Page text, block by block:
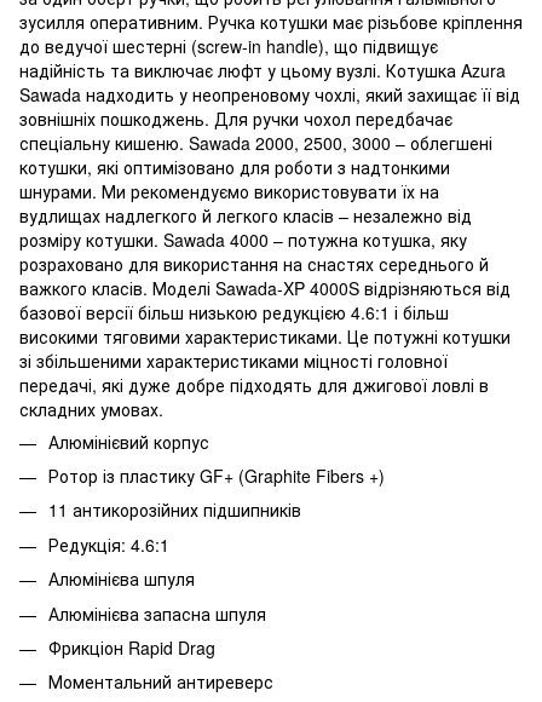
зусилля оперативним. Ручка котушки має різьбове кріплення
до ведучої шестерні (screw-in handle), що підвищує
надійність та виключає люфт у цьому вузлі. Котушка Azura
Sawada надходить у неопреновому чохлі, який захищає її від
зовнішніх пошкоджень. Для ручки чохол передбачає
спеціальну кишеню. Sawada 2000, 2500, 3000 – облегшені
котушки, які оптимізовано для роботи з надтонкими
шнурами. Ми рекомендуємо використовувати їх на
вудлищах надлегкого й легкого класів – незалежно від
розміру котушки. Sawada 4000 – потужна котушка, яку
розраховано для використання на снастях середнього й
важкого класів. Моделі Sawada-XP 4000S відрізняються від
базової версії більш низькою редукцією 4.6:1 і більш
високими тяговими характеристиками. Це потужні котушки
зі збільшеними характеристиками міцності головної
передачі, які дуже добре підходять для джигової ловлі в
складних умовах.
Алюмінієвий корпус
Ротор із пластику GF+ (Graphite Fibers +)
11 антикорозійних підшипників
Редукція: 4.6:1
Алюмінієва шпуля
Алюмінієва запасна шпуля
Фрикціон Rapid Drag
Моментальний антиреверс